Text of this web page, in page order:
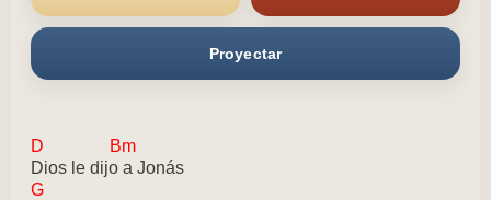
Proyectar
D Bm
Dios le dijo a Jonás
G